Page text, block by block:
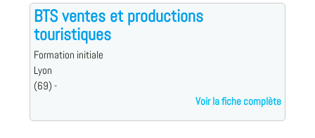
BTS ventes et productions
touristiques
Formation initiale
Lyon
(69) -
Voir la fiche complète